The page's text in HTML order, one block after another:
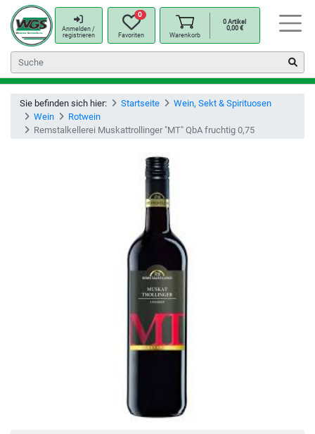
Anmelden /
registrieren
0
Favoriten Warenkorb
0Artikel
0,00 €
Sie befinden sich hier: Startseite
Wein, Sekt & Spirituosen
Wein
Rotwein
Remstalkellerei Muskattrollinger "MT" QbA fruchtig 0,75